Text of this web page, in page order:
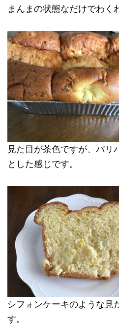
まんまの状態なだけでわく
見た目が茶色ですが、パリ
とした感じです。
シフォンケーキのような見
す。